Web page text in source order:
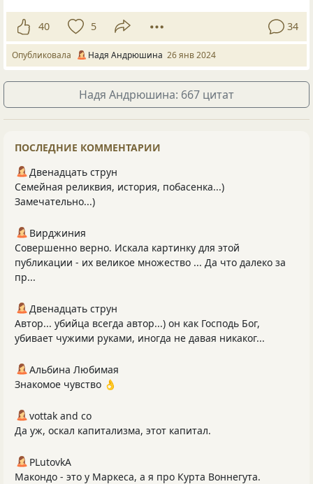
40 5 34
Опубликовала Надя Андрюшина 26 янв 2024
Надя Андрюшина: 667 цитат
ПОСЛЕДНИЕ КОММЕНТАРИИ
Двенадцать струн
Семейная реликвия, история, побасенка...)
Замечательно...)
Вирджиния
Совершенно верно. Искала картинку для этой
публикации - их великое множество ... Да что далеко за
пр...
Двенадцать струн
Автор... убийца всегда автор...) он как Господь Бог,
убивает чужими руками, иногда не давая никаког...
Альбина Любимая
Знакомое чувство 👌
vottak and co
Да уж, оскал капитализма, этот капитал.
PLutоvkА
Макондо - это у Маркеса, а я про Курта Воннегута.